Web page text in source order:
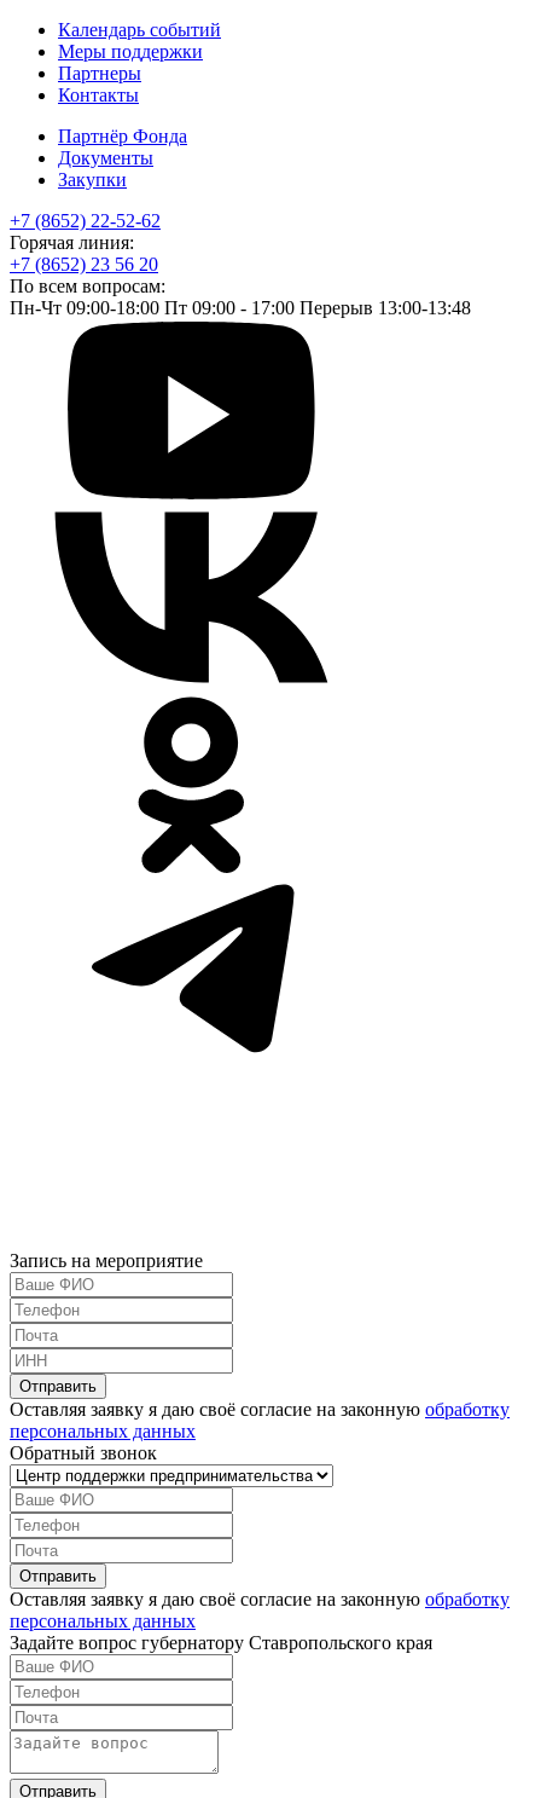
Календарь событий
Меры поддержки
Партнеры
Контакты
Партнёр Фонда
Документы
Закупки
+7 (8652) 22-52-62
Горячая линия:
+7 (8652) 23 56 20
По всем вопросам:
Пн-Чт 09:00-18:00 Пт 09:00 - 17:00 Перерыв 13:00-13:48
Запись на мероприятие
Оставляя заявку я даю своё согласие на законную обработку
персональных данных
Обратный звонок
Оставляя заявку я даю своё согласие на законную обработку
персональных данных
Задайте вопрос губернатору Ставропольского края